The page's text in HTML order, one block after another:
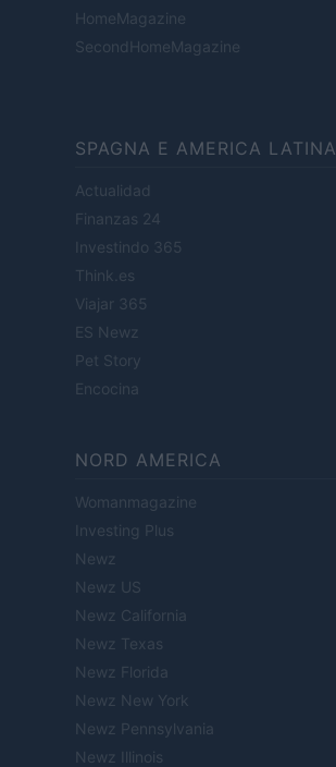
HomeMagazine
SecondHomeMagazine
SPAGNA E AMERICA LATINA
Actualidad
Finanzas 24
Investindo 365
Think.es
Viajar 365
ES Newz
Pet Story
Encocina
NORD AMERICA
Womanmagazine
Investing Plus
Newz
Newz US
Newz California
Newz Texas
Newz Florida
Newz New York
Newz Pennsylvania
Newz Illinois